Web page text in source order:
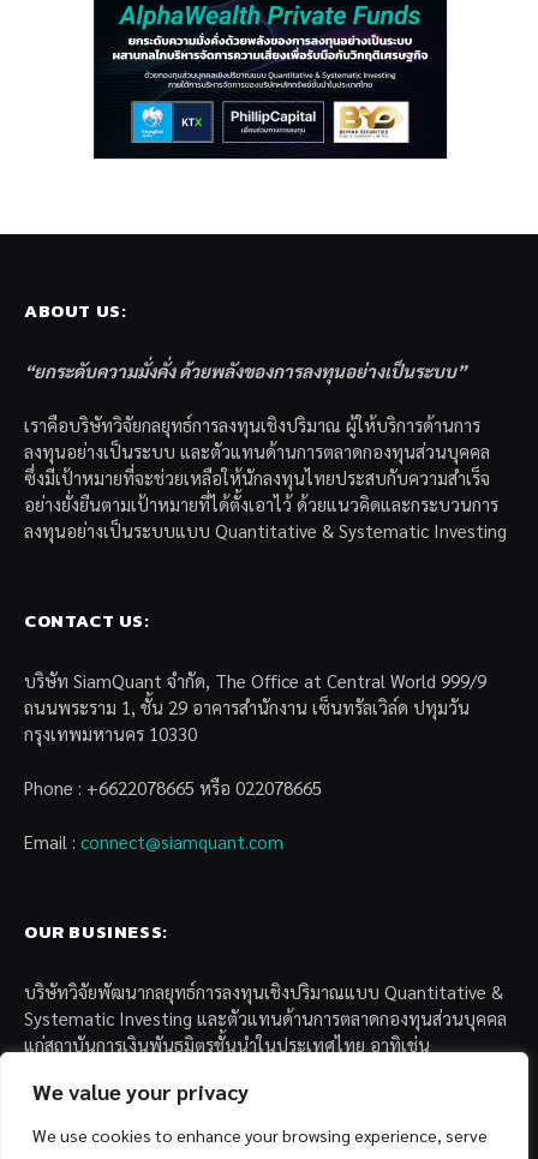
We value your privacy
We use cookies to enhance your browsing experience, serve
ABOUT US:
“ยกระดับความมั่งคั่ง ด้วยพลังของการลงทุนอย่างเป็นระบบ”
เราคือบริษัทวิจัยกลยุทธ์การลงทุนเชิงปริมาณ ผู้ให้บริการด้านการ
ลงทุนอย่างเป็นระบบ และตัวแทนด้านการตลาดกองทุนส่วนบุคคล
ซึ่งมีเป้าหมายที่จะช่วยเหลือให้นักลงทุนไทยประสบกับความสำเร็จ
อย่างยั่งยืนตามเป้าหมายที่ได้ตั้งเอาไว้ ด้วยแนวคิดและกระบวนการ
ลงทุนอย่างเป็นระบบแบบ Quantitative & Systematic Investing
CONTACT US:
บริษัท SiamQuant จำกัด, The Office at Central World 999/9
ถนนพระราม 1, ชั้น 29 อาคารสำนักงาน เซ็นทรัลเวิล์ด ปทุมวัน
กรุงเทพมหานคร 10330
Phone : +6622078665 หรือ 022078665
Email : connect@siamquant.com
OUR BUSINESS:
บริษัทวิจัยพัฒนากลยุทธ์การลงทุนเชิงปริมาณแบบ Quantitative &
Systematic Investing และตัวแทนด้านการตลาดกองทุนส่วนบุคคล
แก่สถาบันการเงินพันธมิตรชั้นนำในประเทศไทย อาทิเช่น
– บล. กรุงไทย เอ็กซ์สปริง จำกัด
– บล. ฟิลลิป (ประเทศไทย) จำกัด (มหาชน)